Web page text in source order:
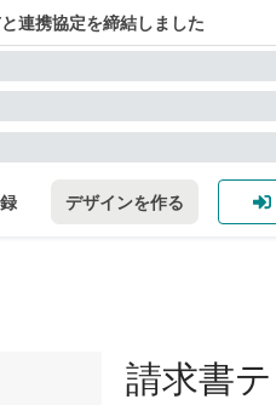
連携協定を締結しました
デザインを作る
請求書